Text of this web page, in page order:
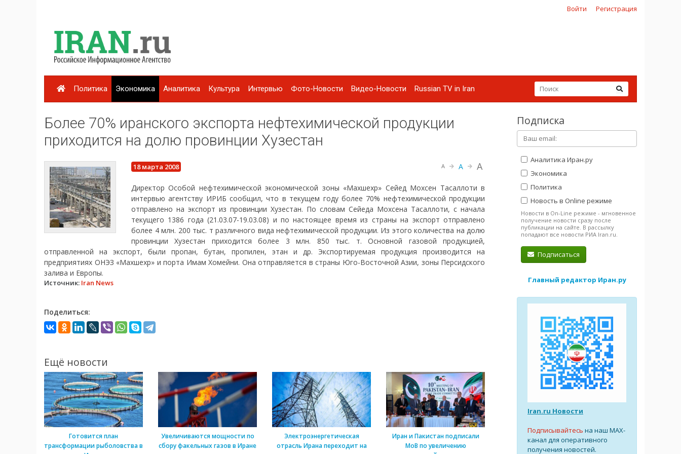
Войти Регистрация
Политика Экономика Аналитика Культура Интервью Фото-Новости Видео-Новости Russian TV in Iran
Более 70% иранского экспорта нефтехимической продукции
приходится на долю провинции Хузестан
18 марта 2008 A A A
Директор Особой нефтехимической экономической зоны «Махшехр» Сейед Мохсен Тасаллоти в
интервью агентству ИРИБ сообщил, что в текущем году более 70% нефтехимической продукции
отправлено на экспорт из провинции Хузестан. По словам Сейеда Мохсена Тасаллоти, с начала
текущего 1386 года (21.03.07-19.03.08) и по настоящее время из страны на экспорт отправлено
более 4 млн. 200 тыс. т различного вида нефтехимической продукции. Из этого количества на долю
провинции Хузестан приходится более 3 млн. 850 тыс. т. Основной газовой продукцией,
отправленной на экспорт, были пропан, бутан, пропилен, этан и др. Экспортируемая продукция производится на
предприятиях ОНЭЗ «Махшехр» и порта Имам Хомейни. Она отправляется в страны Юго-Восточной Азии, зоны Персидского
залива и Европы.
Источник: Iran News
Поделиться:
Ещё новости
Готовится план
трансформации рыболовства в
Увеличиваются мощности по
сбору факельных газов в Иране
Электроэнергетическая
отрасль Ирана переходит на
Иран и Пакистан подписали
МоВ по увеличению
Подписка
Аналитика Иран.ру
Экономика
Политика
Новость в Online режиме
Новости в On-Line режиме - мгновенное
получение новости сразу после
публикации на сайте. В рассылку
попадают все новости РИА Iran.ru.
Подписаться
Главный редактор Иран.ру
Iran.ru Новости
Подписывайтесь на наш MAX-
канал для оперативного
получения новостей.